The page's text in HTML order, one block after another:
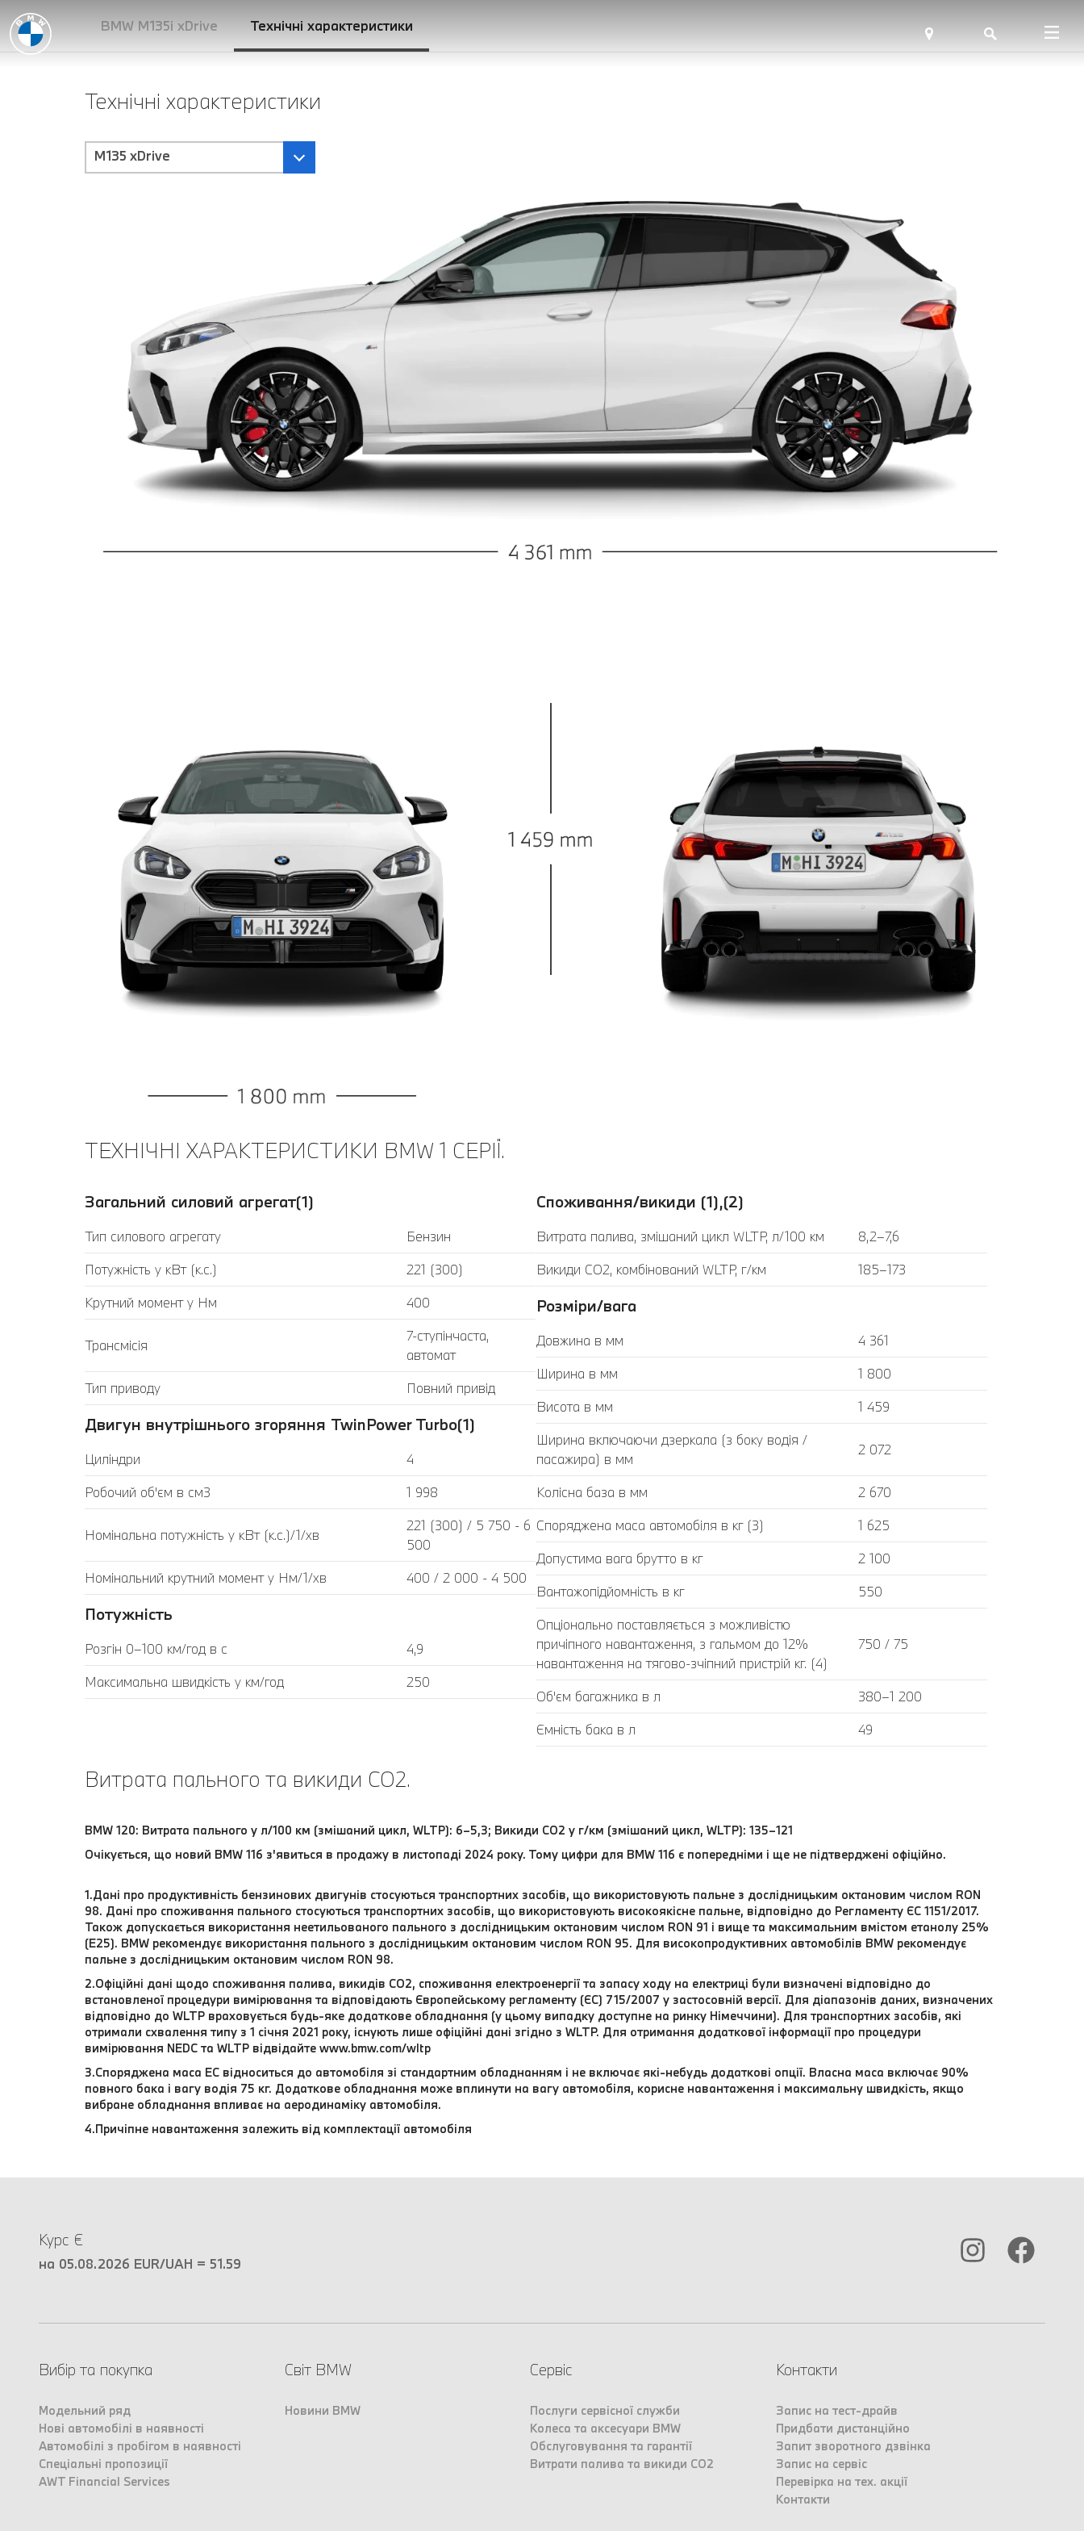
BMW M135i xDrive Технічні характеристики
Технічні характеристики
M135 xDrive
ТЕХНІЧНІ ХАРАКТЕРИСТИКИ BMW 1 СЕРІЇ.
Загальний силовий агрегат(1)
Тип силового агрегату
Бензин
Потужність у кВт (к.с.)
221 (300)
Крутний момент у Нм
400
Трансмісія
7-ступінчаста,
автомат
Тип приводу
Повний привід
Двигун внутрішнього згоряння TwinPower Turbo(1)
Циліндри
4
Робочий об'єм в см3
1 998
Номінальна потужність у кВт (к.с.)/1/хв
221 (300) / 5 750 - 6
500
Номінальний крутний момент у Нм/1/хв
400 / 2 000 - 4 500
Потужність
Розгін 0–100 км/год в с
4,9
Максимальна швидкість у км/год
250
Споживання/викиди (1),(2)
Витрата палива, змішаний цикл WLTP, л/100 км
8,2–7,6
Викиди CO2, комбінований WLTP, г/км
185–173
Розміри/вага
Довжина в мм
4 361
Ширина в мм
1 800
Висота в мм
1 459
Ширина включаючи дзеркала (з боку водія /
пасажира) в мм
2 072
Колісна база в мм
2 670
Споряджена маса автомобіля в кг (3)
1 625
Допустима вага брутто в кг
2 100
Вантажопідйомність в кг
550
Опціонально поставляється з можливістю
причіпного навантаження, з гальмом до 12%
навантаження на тягово-зчіпний пристрій кг. (4)
750 / 75
Об'єм багажника в л
380–1 200
Ємність бака в л
49
Витрата пального та викиди CO2.
BMW 120: Витрата пального у л/100 км (змішаний цикл, WLTP): 6–5,3; Викиди CO2 у г/км (змішаний цикл, WLTP): 135–121
Очікується, що новий BMW 116 з'явиться в продажу в листопаді 2024 року. Тому цифри для BMW 116 є попередніми і ще не підтверджені офіційно.
1.Дані про продуктивність бензинових двигунів стосуються транспортних засобів, що використовують пальне з дослідницьким октановим числом RON
98. Дані про споживання пального стосуються транспортних засобів, що використовують високоякісне пальне, відповідно до Регламенту ЄС 1151/2017.
Також допускається використання неетильованого пального з дослідницьким октановим числом RON 91 і вище та максимальним вмістом етанолу 25%
(E25). BMW рекомендує використання пального з дослідницьким октановим числом RON 95. Для високопродуктивних автомобілів BMW рекомендує
пальне з дослідницьким октановим числом RON 98.
2.Офіційні дані щодо споживання палива, викидів CO2, споживання електроенергії та запасу ходу на електриці були визначені відповідно до
встановленої процедури вимірювання та відповідають Європейському регламенту (ЄС) 715/2007 у застосовній версії. Для діапазонів даних, визначених
відповідно до WLTP враховується будь-яке додаткове обладнання (у цьому випадку доступне на ринку Німеччини). Для транспортних засобів, які
отримали схвалення типу з 1 січня 2021 року, існують лише офіційні дані згідно з WLTP. Для отримання додаткової інформації про процедури
вимірювання NEDC та WLTP відвідайте www.bmw.com/wltp
3.Споряджена маса EC відноситься до автомобіля зі стандартним обладнанням і не включає які-небудь додаткові опції. Власна маса включає 90%
повного бака і вагу водія 75 кг. Додаткове обладнання може вплинути на вагу автомобіля, корисне навантаження і максимальну швидкість, якщо
вибране обладнання впливає на аеродинаміку автомобіля.
4.Причіпне навантаження залежить від комплектації автомобіля
Курс €
на 05.08.2026 EUR/UAH = 51.59
Вибір та покупка
Модельний ряд
Нові автомобілі в наявності
Автомобілі з пробігом в наявності
Спеціальні пропозиції
AWT Financial Services
Світ BMW
Новини BMW
Сервіс
Послуги сервісної служби
Колеса та аксесуари BMW
Обслуговування та гарантії
Витрати палива та викиди CO2
Контакти
Запис на тест-драйв
Придбати дистанційно
Запит зворотного дзвінка
Запис на сервіс
Перевірка на тех. акції
Контакти